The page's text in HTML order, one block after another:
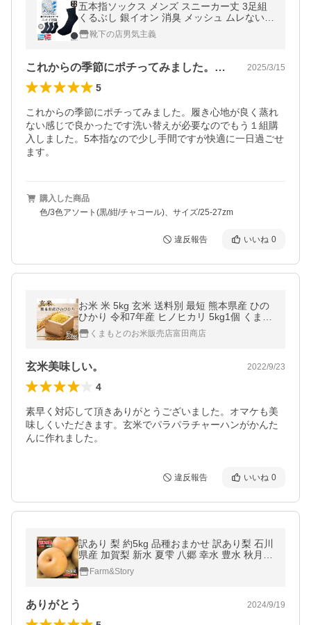
五本指ソックス メンズ スニーカー丈 3足組
くるぶし 銀イオン 消臭 メッシュ ムレない靴
下 夏 スポーツ ランニング ゴルフ 銀マジッ
ク靴下の店男気主義
これからの季節にポチってみました。履き… 2025/3/15
5
これからの季節にポチってみました。履き心地が良く蒸れ
ない感じで良かったです洗い替えが必要なのでもう１組購
入しました。5本指なので少し手間ですが快適に一日過ごせ
購入した商品
色/3色アソート(黒/紺/チャコール)、サイズ/25-27zm
違反報告 いいね 0
お米 米 5kg 玄米 送料別 最短 熊本県産 ひの
ひかり 令和7年産 ヒノヒカリ 5kg1個 くまも
とのお米 富田商店 とみた商店
くまもとのお米販売店富田商店
玄米美味しい。 2022/9/23
4
素早く対応して頂きありがとうございました。オマケも美
味しくいただきます。玄米でパラパラチャーハンがかんた
んに作れました。
違反報告 いいね 0
訳あり 梨 約5kg 品種おまかせ 訳あり梨 石川
県産 加賀梨 新水 夏雫 八郷 幸水 豊水 秋月
新高 和梨 国産 フルーツ 果物 家庭用 規格外
理由あり 常温 送料無料
Farm&Story
ありがとう 2024/9/19